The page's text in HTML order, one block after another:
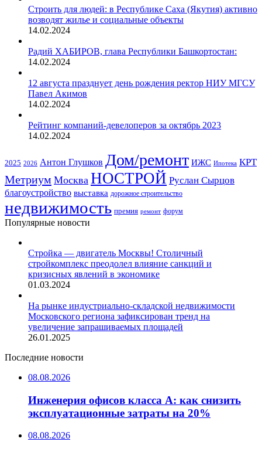
Строить для людей: в Республике Саха (Якутия) активно
возводят жилье и социальные объекты
14.02.2024
Радий ХАБИРОВ, глава Республики Башкортостан:
14.02.2024
12 августа празднует день рождения ректор НИУ МГСУ
Павел Акимов
14.02.2024
Рейтинг компаний-девелоперов за октябрь 2023
14.02.2024
2025 2026 Антон Глушков Дом/ремонт ИЖС Ипотека КРТ
Метриум Москва НОСТРОЙ Руслан Сырцов
благоустройство выставка дорожное строительство
недвижимость премия ремонт форум
Популярные новости
Стройка — двигатель Москвы! Столичный
стройкомплекс преодолел влияние санкций и
кризисных явлений в экономике
01.03.2024
На рынке индустриально-складской недвижимости
Московского региона зафиксирован тренд на
увеличение запрашиваемых площадей
26.01.2025
Последние новости
08.08.2026
Инженерия офисов класса А: как снизить
эксплуатационные затраты на 20%
08.08.2026